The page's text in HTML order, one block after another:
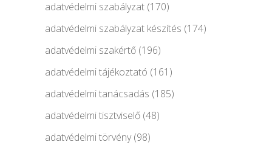
adatvédelmi szabályzat (170)
adatvédelmi szabályzat készítés (174)
adatvédelmi szakértő (196)
adatvédelmi tájékoztató (161)
adatvédelmi tanácsadás (185)
adatvédelmi tisztviselő (48)
adatvédelmi törvény(98)